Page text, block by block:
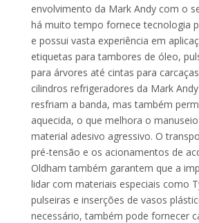
envolvimento da Mark Andy com o
há muito tempo fornece tecnologia
e possui vasta experiência em
etiquetas para tambores de óleo,
para árvores até cintas para
cilindros refrigeradores da Mark
resfriam a banda, mas também
aquecida, o que melhora o
material adesivo agressivo. O
pré-tensão e os acionamentos de
Oldham também garantem que a
lidar com materiais especiais como
pulseiras e inserções de vasos
necessário, também pode fornecer